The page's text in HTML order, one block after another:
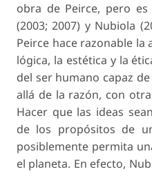
obra de Peirce, pero
(2003; 2007) y Nubiola
Peirce hace razonable la
lógica, la estética y la
del ser humano capaz
allá de la razón, con
Hacer que las ideas
de los propósitos de
posiblemente permita
el planeta. En efecto,